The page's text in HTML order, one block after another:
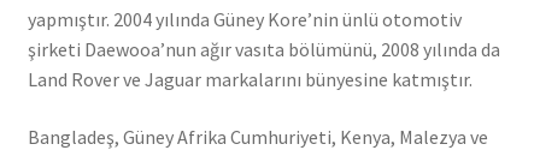
yapmıştır. 2004 yılında Güney Kore’nin ünlü otomotiv
şirketi Daewooa’nun ağır vasıta bölümünü, 2008 yılında da
Land Rover ve Jaguar markalarını bünyesine katmıştır.
Bangladeş, Güney Afrika Cumhuriyeti, Kenya, Malezya ve